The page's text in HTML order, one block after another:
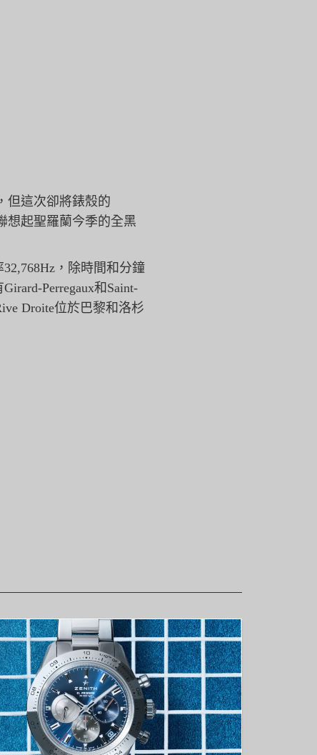
但這次卻將錶殼的
想起聖羅蘭今季的全黑
32,768Hz，除時間和分鐘
Perregaux和Saint-
Droite位於巴黎和洛杉